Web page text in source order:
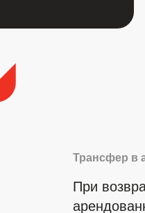
Трансфер в
При